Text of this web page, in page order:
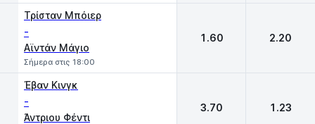
Τρίσταν Μπόιερ
-
Αϊντάν Μάγιο
Σήμερα στις 18:00
1.60 2.20
Έβαν Κινγκ
-
Άντριου Φέντι
3.70 1.23